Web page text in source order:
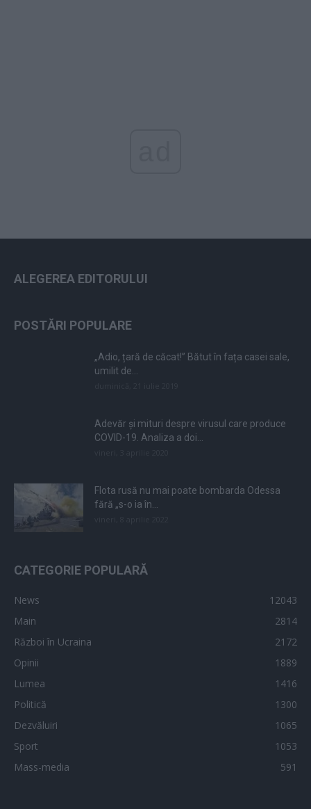
ALEGEREA EDITORULUI
POSTĂRI POPULARE
„Adio, țară de căcat!” Bătut în fața casei sale,
umilit de...
Adevăr și mituri despre virusul care produce
COVID-19. Analiza a doi...
Flota rusă nu mai poate bombarda Odessa
fără „s-o ia în...
CATEGORIE POPULARĂ
News
12043
Main
2814
Război în Ucraina
2172
Opinii
1889
Lumea
1416
Politică
1300
Dezvăluiri
1065
Sport
1053
Mass-media
591